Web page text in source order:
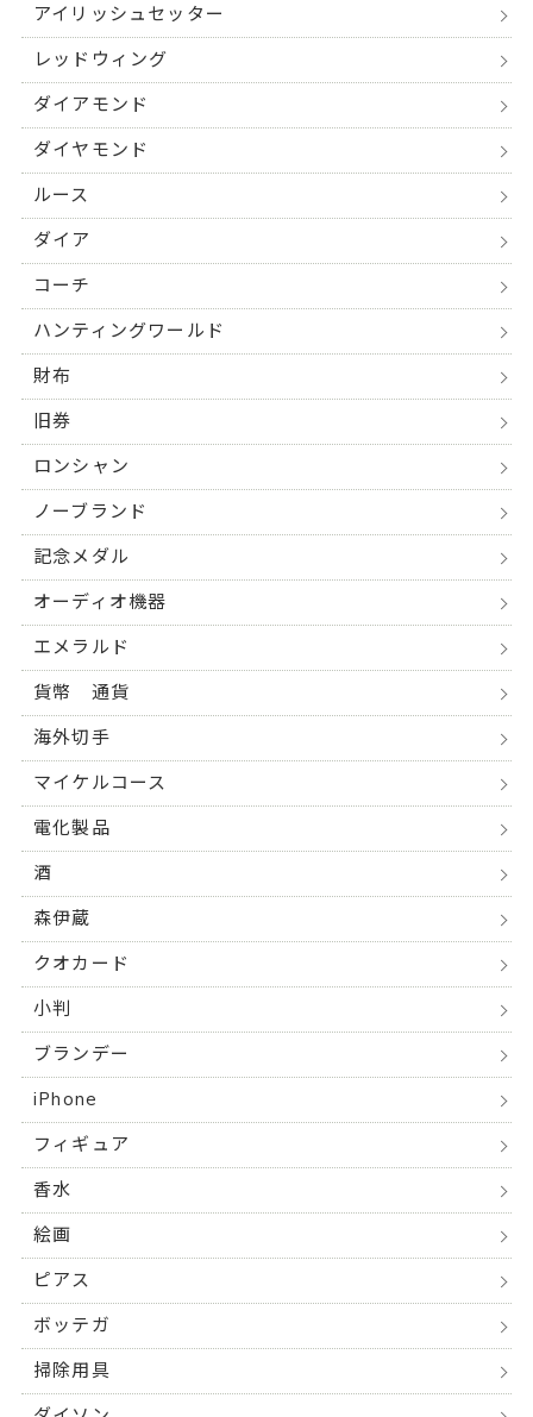
アイリッシュセッター
レッドウィング
ダイアモンド
ダイヤモンド
ルース
ダイア
コーチ
ハンティングワールド
財布
旧券
ロンシャン
ノーブランド
記念メダル
オーディオ機器
エメラルド
貨幣 通貨
海外切手
マイケルコース
電化製品
酒
森伊蔵
クオカード
小判
ブランデー
iPhone
フィギュア
香水
絵画
ピアス
ボッテガ
掃除用具